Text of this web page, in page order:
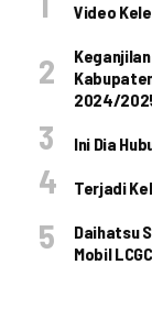
Video
Keganjilan
2024/
Ini Dia
Terjadi
Daihatsu
Mobil LCGC